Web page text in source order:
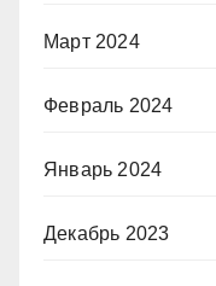
Март 2024
Февраль 2024
Январь 2024
Декабрь 2023